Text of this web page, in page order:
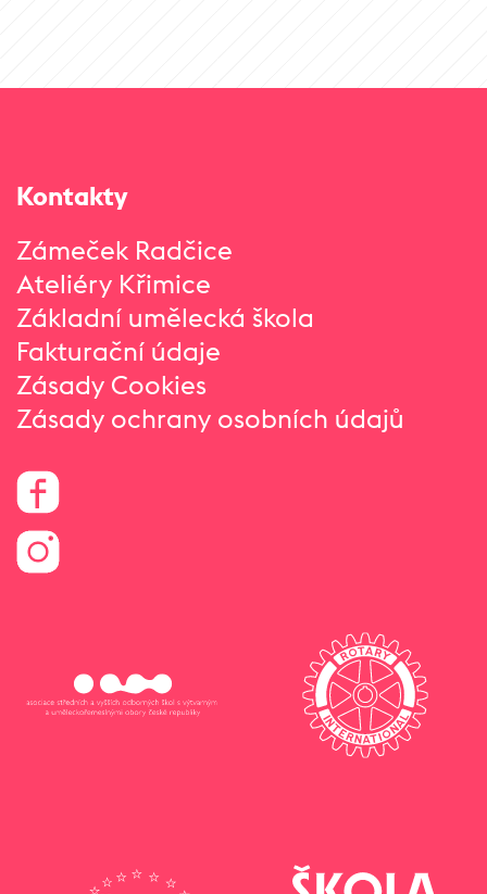
Kontakty
Zámeček Radčice
Ateliéry Křimice
Základní umělecká škola
Fakturační údaje
Zásady Cookies
Zásady ochrany osobních údajů